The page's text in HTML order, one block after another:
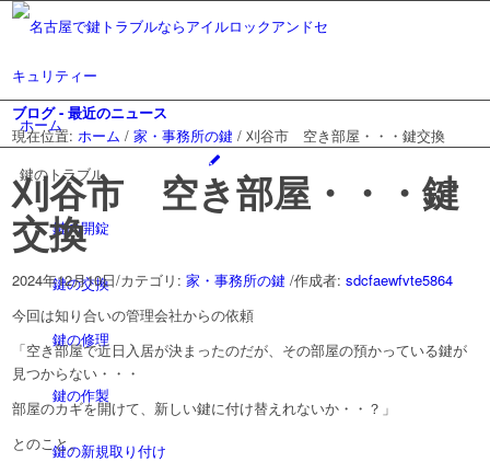
ホーム
鍵のトラブル
鍵の開錠
鍵の交換
鍵の修理
鍵の作製
鍵の新規取り付け
ブログ - 最近のニュース
現在位置:ホーム / 家・事務所の鍵 / 刈谷市 空き部屋・・・鍵交換
刈谷市 空き部屋・・・鍵
交換
2024年12月10日/カテゴリ:家・事務所の鍵 /作成者:sdcfaewfvte5864
今回は知り合いの管理会社からの依頼
「空き部屋で近日入居が決まったのだが、その部屋の預かっている鍵が
見つからない・・・
部屋のカギを開けて、新しい鍵に付け替えれないか・・？」
とのこと。